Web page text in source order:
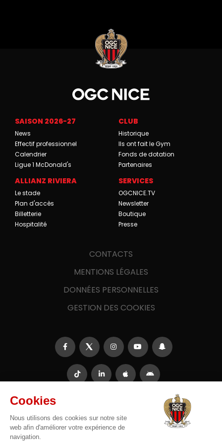
SAISON 2026-27
News
Effectif professionnel
Calendrier
Ligue 1 McDonald's
CLUB
Historique
Ils ont fait le Gym
Fonds de dotation
Partenaires
ALLIANZ RIVIERA
Le stade
Plan d'accès
Billetterie
Hospitalité
SERVICES
OGCNICE.TV
Newsletter
Boutique
Presse
CONTACTS
MENTIONS LÉGALES
DONNÉES PERSONNELLES
GESTION DES COOKIES